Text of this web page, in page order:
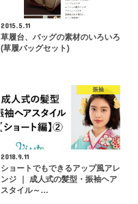
2015.5.11
草履台、バッグの素材のいろいろ
(草履バッグセット)
振袖
2018.9.11
ショートでもできるアップ風アレ
ンジ ｜ 成人式の髪型・振袖ヘア
スタイル～…